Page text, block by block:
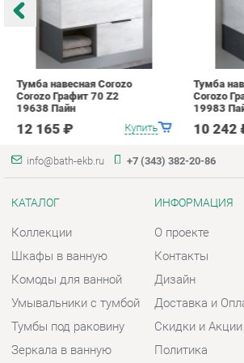
info@bath-ekb.ru +7 (343) 382-20-86
КАТАЛОГ
Коллекции
Шкафы в ванную
Комоды для ванной
Умывальники с тумбой
Тумбы под раковину
Зеркала в ванную
Умывальники
Экраны
ИНФОРМАЦИЯ
О проекте
Контакты
Дизайн
Доставка и Оплата
Скидки и Акции
Политика
Гарантия
Помощь
ГОРОДА
Весь мир